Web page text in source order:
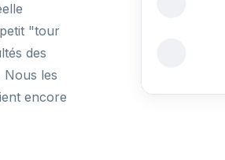
"tour
des
Nous les
encore